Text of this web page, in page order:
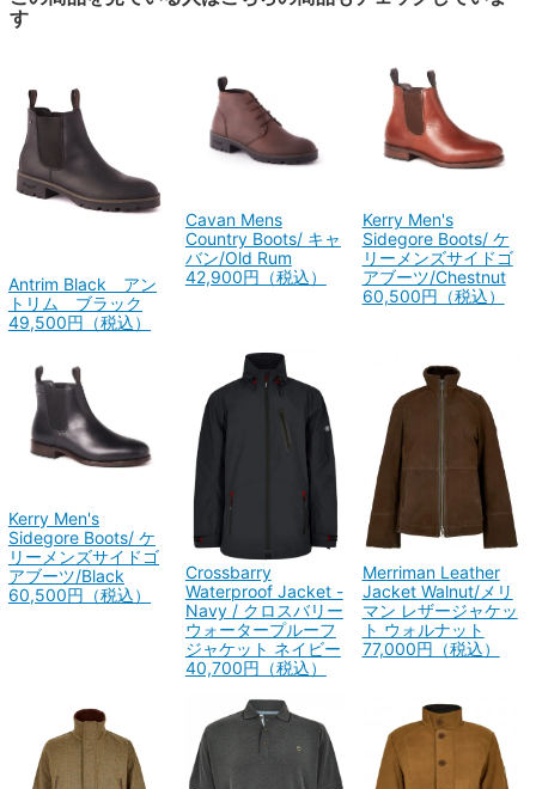
す
Antrim Black アン
トリム ブラック
49,500円（税込）
Cavan Mens
Country Boots/ キャ
バン/Old Rum
42,900円（税込）
Kerry Men's
Sidegore Boots/ ケ
リーメンズサイドゴ
アブーツ/Chestnut
60,500円（税込）
Kerry Men's
Sidegore Boots/ ケ
リーメンズサイドゴ
アブーツ/Black
60,500円（税込）
Crossbarry
Waterproof Jacket -
Navy / クロスバリー
ウォータープルーフ
ジャケット ネイビー
40,700円（税込）
Merriman Leather
Jacket Walnut/メリ
マン レザージャケッ
ト ウォルナット
77,000円（税込）